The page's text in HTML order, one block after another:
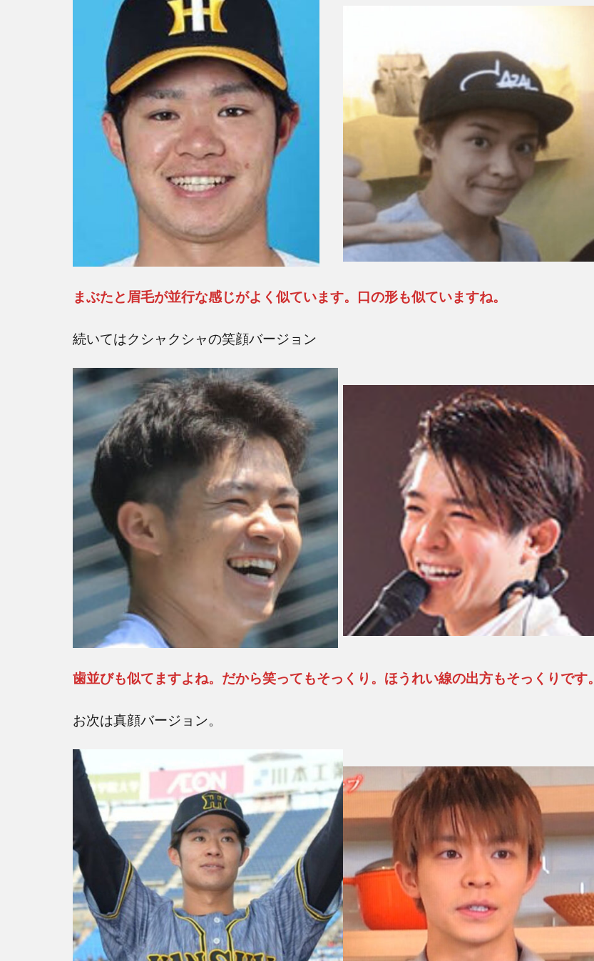
はキ
ンプ
リ岸
優太
に似
て
る？
世間
の反
拓夢
はキ
ンプ
優太
て
まと
め
まぶたと眉毛が並行な感じがよく似ています。口の形も似ていますね。
続いてはクシャクシャの笑顔バージョン
歯並びも似てますよね。だから笑ってもそっくり。ほうれい線の出方もそっくりです。
お次は真顔バージョン。